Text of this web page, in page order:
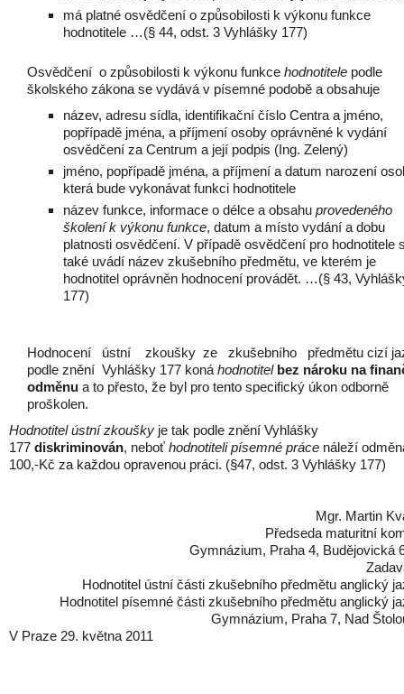
má platné osvědčení o způsobilosti k výkonu funkce
hodnotitele …(§ 44, odst. 3 Vyhlášky 177)
Osvědčení o způsobilosti k výkonu funkce hodnotitele podle
školského zákona se vydává v písemné podobě a obsahuje
název, adresu sídla, identifikační číslo Centra a jméno,
popřípadě jména, a příjmení osoby oprávněné k vydání
osvědčení za Centrum a její podpis (Ing. Zelený)
jméno, popřípadě jména, a příjmení a datum narození
která bude vykonávat funkci hodnotitele
název funkce, informace o délce a obsahu provedeného
školení k výkonu funkce, datum a místo vydání a dobu
platnosti osvědčení. V případě osvědčení pro hodnotitele
také uvádí název zkušebního předmětu, ve kterém je
hodnotitel oprávněn hodnocení provádět. …(§ 43,
177)
Hodnocení ústní zkoušky ze zkušebního předmětu cizí
podle znění Vyhlášky 177 koná hodnotitel bez nároku na
odměnu a to přesto, že byl pro tento specifický úkon odborně
proškolen.
Hodnotitel ústní zkoušky je tak podle znění Vyhlášky
177 diskriminován, neboť hodnotiteli písemné práce náleží
100,-Kč za každou opravenou práci. (§47, odst. 3 Vyhlášky 177)
Mgr. Martin
Předseda maturitní
Gymnázium, Praha 4, Budějovická
Hodnotitel ústní části zkušebního předmětu anglický
Hodnotitel písemné části zkušebního předmětu anglický
Gymnázium, Praha 7, Nad
V Praze 29. května 2011